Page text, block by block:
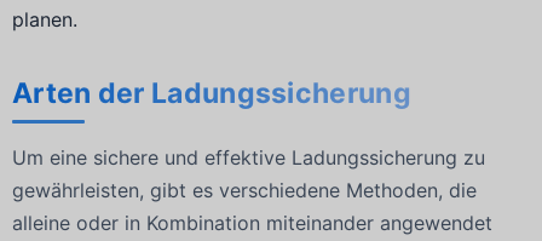
planen.
Arten der Ladungssicherung
Um eine sichere und effektive Ladungssicherung zu
gewährleisten, gibt es verschiedene Methoden, die
alleine oder in Kombination miteinander angewendet